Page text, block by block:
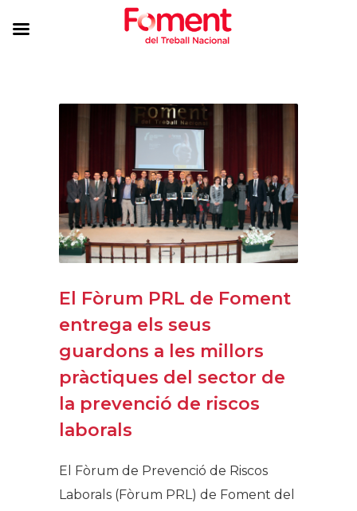
El Fòrum PRL de Foment
entrega els seus
guardons a les millors
pràctiques del sector de
la prevenció de riscos
laborals
El Fòrum de Prevenció de Riscos
Laborals (Fòrum PRL) de Foment del